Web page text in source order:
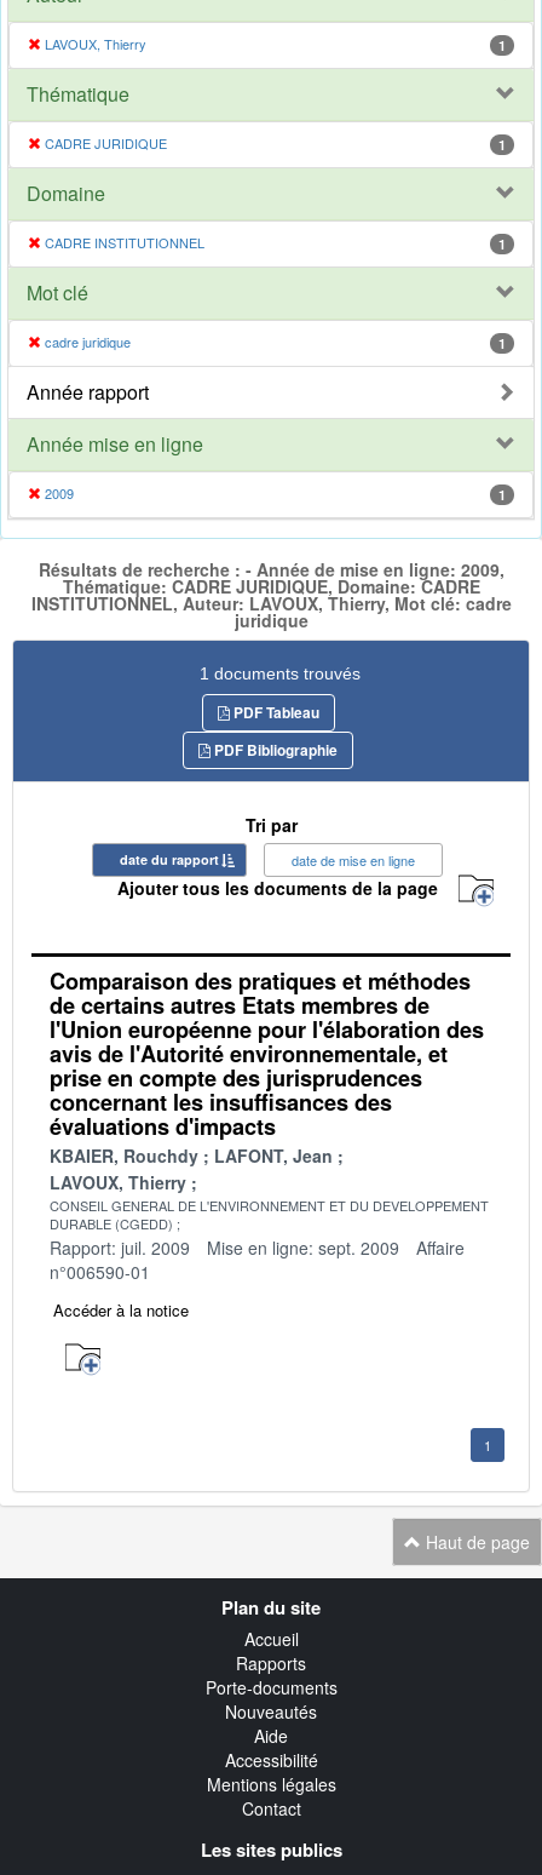
LAVOUX, Thierry 1
Thématique
CADRE JURIDIQUE 1
Domaine
CADRE INSTITUTIONNEL 1
Mot clé
cadre juridique 1
Année rapport
Année mise en ligne
2009 1
Résultats de recherche : - Année de mise en ligne: 2009,
Thématique: CADRE JURIDIQUE, Domaine: CADRE
INSTITUTIONNEL, Auteur: LAVOUX, Thierry, Mot clé: cadre
juridique
1 documents trouvés
PDF Tableau
PDF Bibliographie
Tri par
date du rapport date de mise en ligne
Ajouter tous les documents de la page
Comparaison des pratiques et méthodes
de certains autres Etats membres de
l'Union européenne pour l'élaboration des
avis de l'Autorité environnementale, et
prise en compte des jurisprudences
concernant les insuffisances des
évaluations d'impacts
KBAIER, Rouchdy
LAFONT, Jean
LAVOUX, Thierry
CONSEIL GENERAL DE L'ENVIRONNEMENT ET DU DEVELOPPEMENT
DURABLE (CGEDD)
Rapport: juil. 2009 Mise en ligne: sept. 2009
Affaire
n°006590-01
Accéder à la notice
1
Haut de page
Plan du site
Accueil
Rapports
Porte-documents
Nouveautés
Aide
Accessibilité
Mentions légales
Contact
Les sites publics